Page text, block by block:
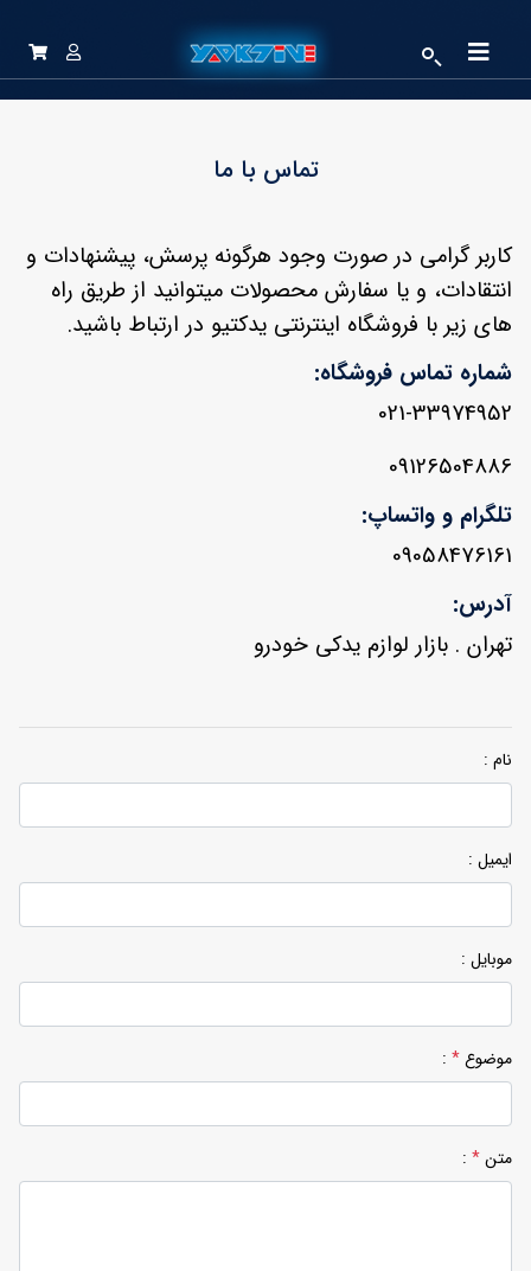
تماس با ما
کاربر گرامی در صورت وجود هرگونه پرسش، پیشنهادات و
انتقادات، و یا سفارش محصولات میتوانید از طریق راه
های زیر با فروشگاه اینترنتی یدکتیو در ارتباط باشید.
شماره تماس فروشگاه:
021-33974952
09126504886
تلگرام و واتساپ:
09058476161
آدرس:
تهران . بازار لوازم یدکی خودرو
نام :
ایمیل :
موبایل :
موضوع*
:
متن*
: